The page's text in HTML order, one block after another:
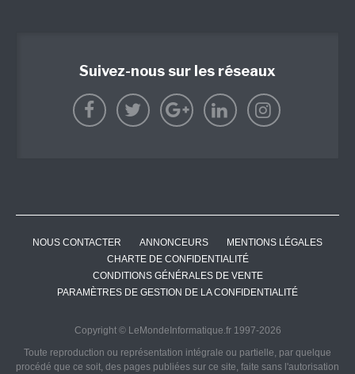
Suivez-nous sur les réseaux
NOUS CONTACTER ANNONCEURS
MENTIONS LÉGALES
CHARTE DE CONFIDENTIALITÉ
CONDITIONS GÉNÉRALES DE VENTE
PARAMÈTRES DE GESTION DE LA CONFIDENTIALITÉ
Copyright © LeMondeInformatique.fr 1997-2026
Toute reproduction ou représentation intégrale ou partielle, par quelque
procédé que ce soit, des pages publiées sur ce site, faite sans l'autorisation